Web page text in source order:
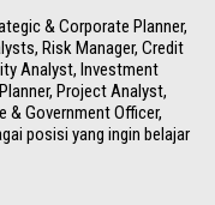
& Corporate Planner,
Risk Manager, Credit
Analyst, Investment
Project Analyst,
& Government Officer,
posisi yang ingin belajar